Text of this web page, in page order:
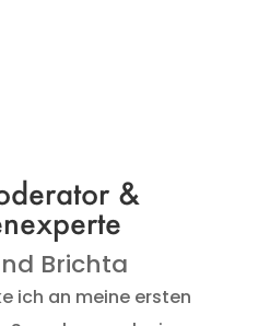
&
Brichta
ich an meine ersten